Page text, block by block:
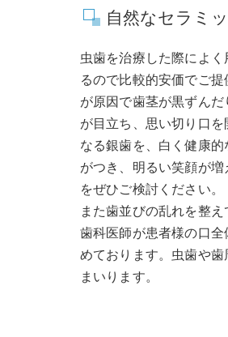
自然なセラミ
虫歯を治療した際によ
るので比較的安価でご
が原因で歯茎が黒ずん
が目立ち、思い切り口
なる銀歯を、白く健康
がつき、明るい笑顔が
をぜひご検討ください。
また歯並びの乱れを整
歯科医師が患者様の口
めております。虫歯や
まいります。